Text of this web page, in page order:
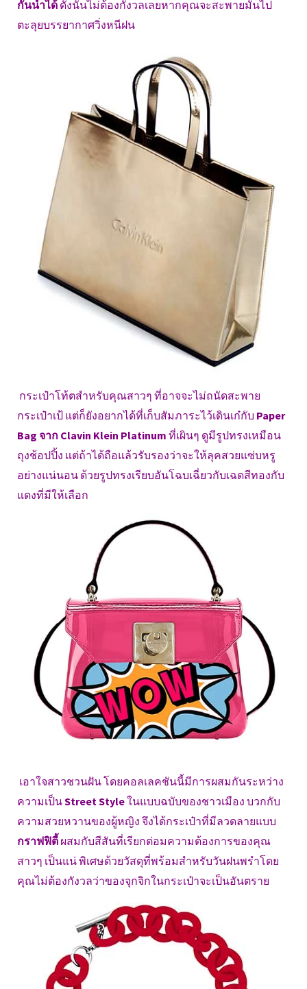
กันน้ำได้ ดังนั้นไม่ต้องกังวลเลยหากคุณจะสะพายมันไป
ตะลุยบรรยากาศวิ่งหนีฝน
กระเป๋าโท้ตสำหรับคุณสาวๆ ที่อาจจะไม่ถนัดสะพาย
กระเป๋าเป้ แต่ก็ยังอยากได้ที่เก็บสัมภาระไว้เดินเก๋กับ Paper
Bag จาก Clavin Klein Platinum ที่เผินๆ ดูมีรูปทรงเหมือน
ถุงช้อปปิ้ง แต่ถ้าได้ถือแล้วรับรองว่าจะให้ลุคสวยแซ่บหรู
อย่างแน่นอน ด้วยรูปทรงเรียบอันโฉบเฉี่ยวกับเฉดสีทองกับ
แดงที่มีให้เลือก
เอาใจสาวชวนฝัน โดยคอลเลคชันนี้มีการผสมกันระหว่าง
ความเป็นStreet Styleในแบบฉบับของชาวเมือง บวกกับ
ความสวยหวานของผู้หญิง จึงได้กระเป๋าที่มีลวดลายแบบ
กราฟฟิตี้ ผสมกับสีสันที่เรียกต่อมความต้องการของคุณ
สาวๆ เป็นแน่ พิเศษด้วยวัสดุที่พร้อมสำหรับวันฝนพรำโดย
คุณไม่ต้องกังวลว่าของจุกจิกในกระเป๋าจะเป็นอันตราย